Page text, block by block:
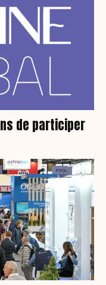
de participer